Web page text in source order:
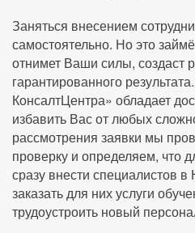
Заняться внесением
самостоятельно. Но это
отнимет Ваши силы, создаст
гарантированного
КонсалтЦентра» обладает
избавить Вас от любых
рассмотрения заявки мы
проверку и определяем, что
сразу внести специалистов
заказать для них услуги
трудоустроить новый